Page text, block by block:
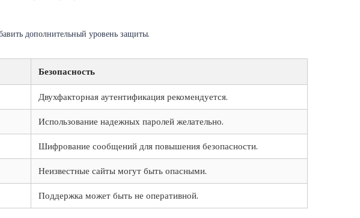
дополнительный уровень защиты.
Безопасность
Двухфакторная аутентификация рекомендуется.
Использование надежных паролей желательно.
Шифрование сообщений для повышения безопасности.
Неизвестные сайты могут быть опасными.
Поддержка может быть не оперативной.